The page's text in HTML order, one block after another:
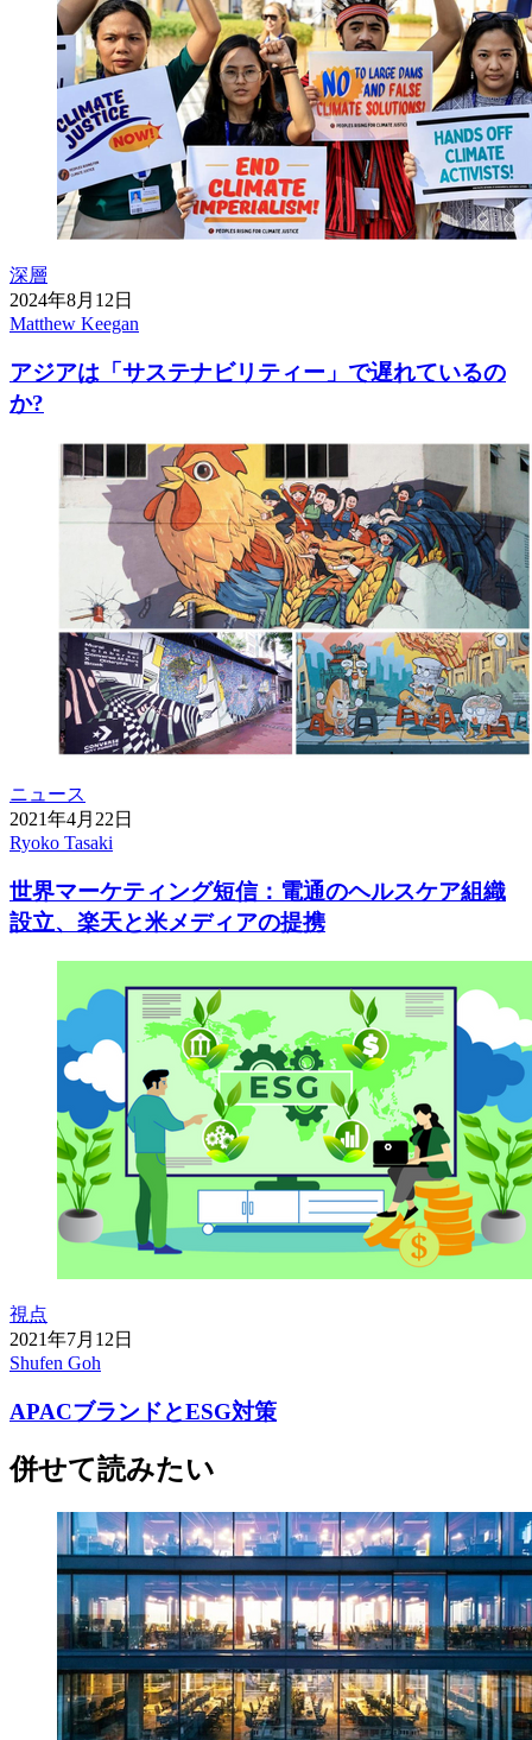
深層
2024年8月12日
Matthew Keegan
アジアは「サステナビリティー」で遅れているの
か?
ニュース
2021年4月22日
Ryoko Tasaki
世界マーケティング短信：電通のヘルスケア組織
設立、楽天と米メディアの提携
視点
2021年7月12日
Shufen Goh
APACブランドとESG対策
併せて読みたい